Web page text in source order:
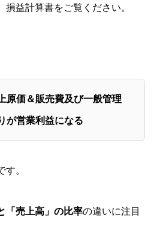
損益計算書をご覧ください。
原価＆販売費及び一般管理
が営業利益になる
。
「売上高」の比率の違いに注目